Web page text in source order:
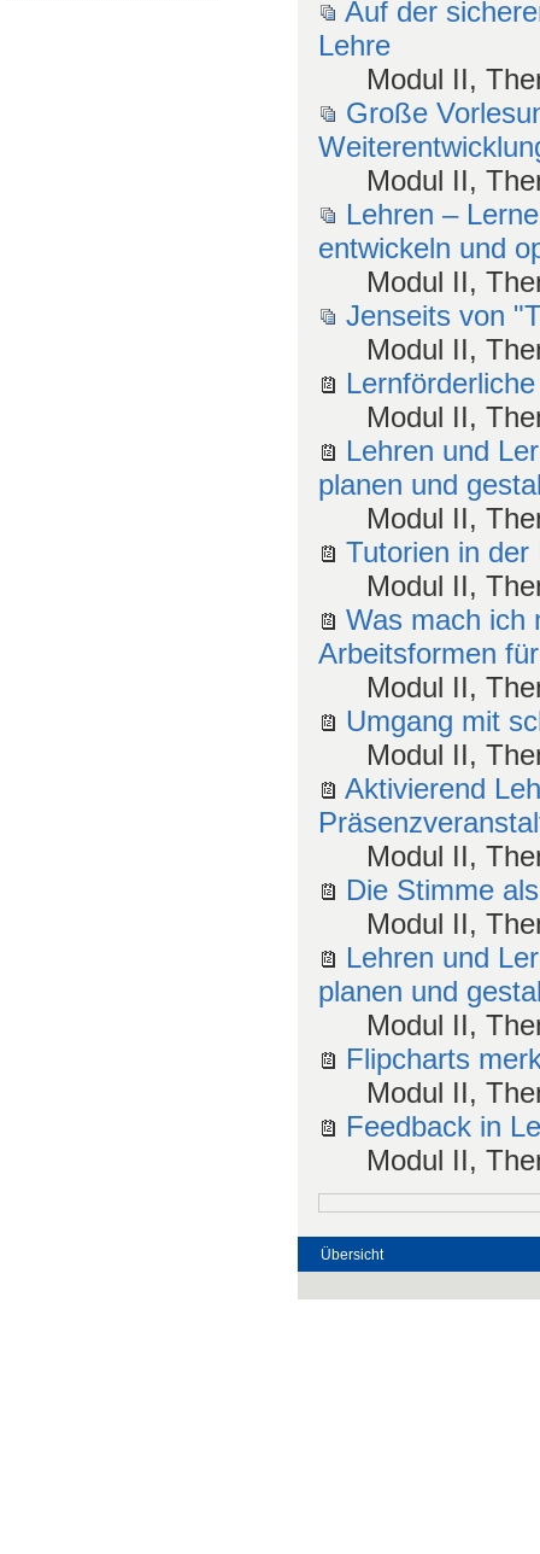
Auf der
Lehre
Modul II,
Große
Modul II,
Lehren –
entwickeln und
Modul II,
Jenseits von
Modul II,
Modul II,
Lehren und
planen und
Modul II,
Tutorien in der
Modul II,
Was mach ich
Arbeitsformen
Modul II,
Umgang mit
Modul II,
Aktivierend
Modul II,
Die Stimme
Modul II,
Lehren und
planen und
Modul II,
Flipcharts
Modul II,
Feedback in
Modul II,
Übersicht